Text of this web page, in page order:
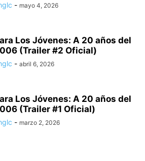
- mayo 4, 2026
Los Jóvenes: A 20 años del
(Trailer #2 Oficial)
- abril 6, 2026
Los Jóvenes: A 20 años del
(Trailer #1 Oficial)
- marzo 2, 2026